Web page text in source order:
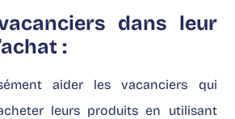
dans leur
:
aider les vacanciers qui
leurs produits en utilisant